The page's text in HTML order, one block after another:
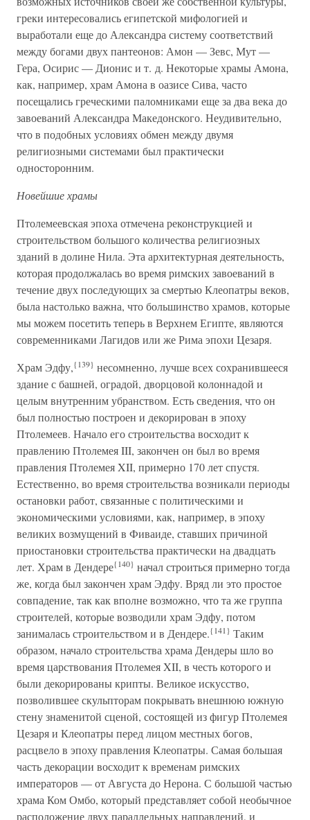
греки интересовались египетской мифологией и
выработали еще до Александра систему соответствий
между богами двух пантеонов: Амон — Зевс, Мут —
Гера, Осирис — Дионис и т. д. Некоторые храмы Амона,
как, например, храм Амона в оазисе Сива, часто
посещались греческими паломниками еще за два века до
завоеваний Александра Македонского. Неудивительно,
что в подобных условиях обмен между двумя
религиозными системами был практически
односторонним.
Новейшие храмы
Птолемеевская эпоха отмечена реконструкцией и
строительством большого количества религиозных
зданий в долине Нила. Эта архитектурная деятельность,
которая продолжалась во время римских завоеваний в
течение двух последующих за смертью Клеопатры веков,
была настолько важна, что большинство храмов, которые
мы можем посетить теперь в Верхнем Египте, являются
современниками Лагидов или же Рима эпохи Цезаря.
Храм Эдфу,{139} несомненно, лучше всех сохранившееся
здание с башней, оградой, дворцовой колоннадой и
целым внутренним убранством. Есть сведения, что он
был полностью построен и декорирован в эпоху
Птолемеев. Начало его строительства восходит к
правлению Птолемея III, закончен он был во время
правления Птолемея XII, примерно 170 лет спустя.
Естественно, во время строительства возникали периоды
остановки работ, связанные с политическими и
экономическими условиями, как, например, в эпоху
великих возмущений в Фиваиде, ставших причиной
приостановки строительства практически на двадцать
лет. Храм в Дендере{140} начал строиться примерно тогда
же, когда был закончен храм Эдфу. Вряд ли это простое
совпадение, так как вполне возможно, что та же группа
строителей, которые возводили храм Эдфу, потом
занималась строительством и в Дендере.{141} Таким
образом, начало строительства храма Дендеры шло во
время царствования Птолемея XII, в честь которого и
были декорированы крипты. Великое искусство,
позволившее скульпторам покрывать внешнюю южную
стену знаменитой сценой, состоящей из фигур Птолемея
Цезаря и Клеопатры перед лицом местных богов,
расцвело в эпоху правления Клеопатры. Самая большая
часть декорации восходит к временам римских
императоров — от Августа до Нерона. С большой частью
храма Ком Омбо, который представляет собой необычное
расположение двух параллельных направлений, и